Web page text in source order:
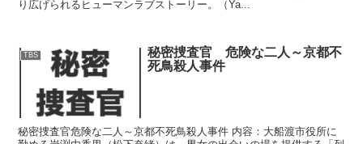
り広げられるヒューマンラブストーリー。（Ya...
TBS
秘密捜査官 危険な二人～京都不
死鳥殺人事件
秘密捜査官危険な二人～京都不死鳥殺人事件 内容：大船渡市役所に